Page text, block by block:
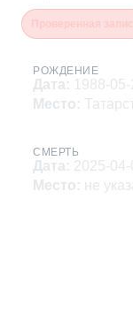
РОЖДЕНИЕ
Дата: 1988-05-
Место:
СМЕРТЬ
Дата: 2025-04-
Место: не